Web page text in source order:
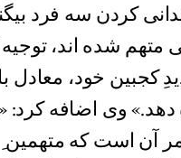
کردن سه فرد
متهم شده اند،
کجبین خود، معادل با
دهد.» وی اضافه کرد:
آن است که متهمین